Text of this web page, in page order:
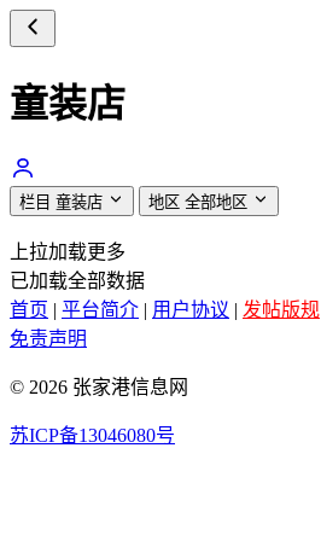
童装店
栏目 童装店 地区 全部地区
上拉加载更多
已加载全部数据
首页 | 平台简介 | 用户协议 | 发帖版规
免责声明
© 2026 张家港信息网
苏ICP备13046080号